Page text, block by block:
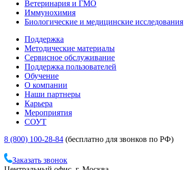
Ветеринария и ГМО
Иммунохимия
Биологические и медицинские исследования
Поддержка
Методические материалы
Сервисное обслуживание
Поддержка пользователей
Обучение
О компании
Наши партнеры
Карьера
Мероприятия
СОУТ
8 (800) 100-28-84 (бесплатно для звонков по РФ)
Заказать звонок